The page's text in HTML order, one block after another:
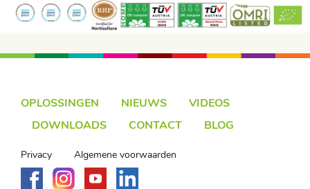
OPLOSSINGEN NIEUWS
VIDEOS
DOWNLOADS
CONTACT BLOG
Privacy Algemene voorwaarden